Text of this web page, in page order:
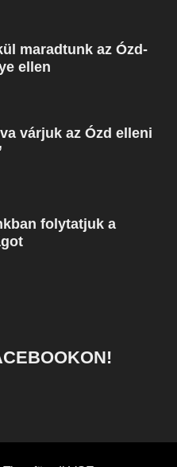
maradtunk az Ózd-
ellen
várjuk az Ózd elleni
folytatjuk a